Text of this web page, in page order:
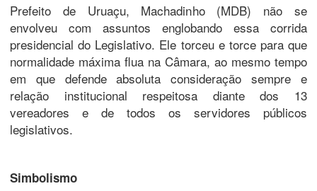
Prefeito de Uruaçu, Machadinho (MDB) não se
envolveu com assuntos englobando essa corrida
presidencial do Legislativo. Ele torceu e torce para que
normalidade máxima flua na Câmara, ao mesmo tempo
em que defende absoluta consideração sempre e
relação institucional respeitosa diante dos 13
vereadores e de todos os servidores públicos
legislativos.
Simbolismo